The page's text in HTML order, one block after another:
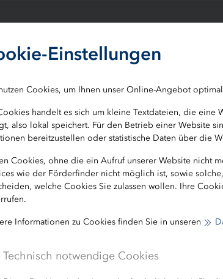
Einstellungen
Cookies, um Ihnen unser Online-Angebot
handelt es sich um kleine Textdateien, die eine
also lokal speichert. Für den Betrieb einer Website
bereitzustellen oder statistische Daten über die
Cookies, ohne die ein Aufruf unserer Website nicht
wie der Förderfinder nicht möglich ist, sowie
welche Cookies Sie zulassen wollen. Ihre
Informationen zu Cookies finden Sie in unseren
Technisch notwendige Cookies
Kieler Woche bietet
Altersklassen – und sie tut auch
Charity-Armbänder für das
125. Kieler Woche wurde die
Holstein unterstützt.
hat der Verkauf der
Aktion wurde im Jahr 2011 ins